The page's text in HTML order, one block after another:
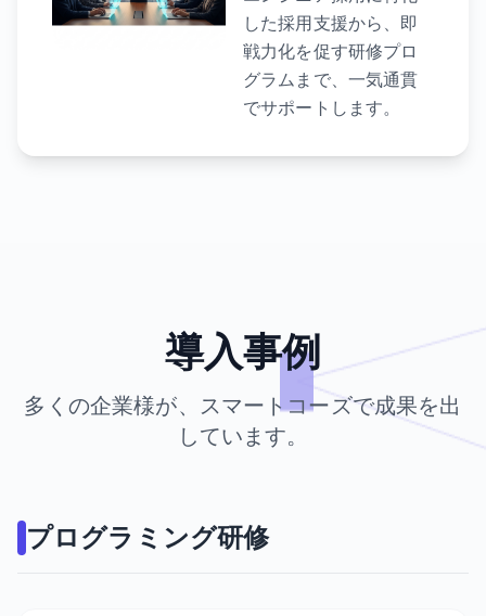
した採用支援から、即
戦力化を促す研修プロ
グラムまで、一気通貫
でサポートします。
導入事例
多くの企業様が、スマートコーズで成果を出
しています。
プログラミング研修